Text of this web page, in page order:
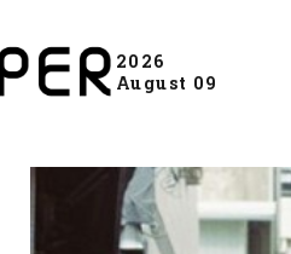
2026
August 09